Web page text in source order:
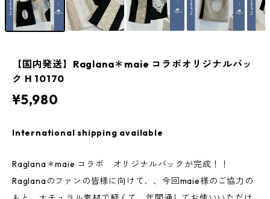
【国内発送】Raglana＊maie コラボオリジナルバッ
ク H 10170
¥5,980
International shipping available
Raglana＊maie コラボ オリジナルバックが完成！！
Raglanaのファンの皆様に向けて、、今回maie様のご協力の